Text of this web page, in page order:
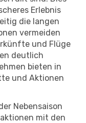
Erlebnis
die langen
vermeiden
und Flüge
deutlich
bieten in
und Aktionen
Nebensaison
mit den